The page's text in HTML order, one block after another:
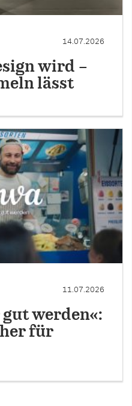
14.07.2026
wird –
lässt
11.07.2026
gut werden«:
für